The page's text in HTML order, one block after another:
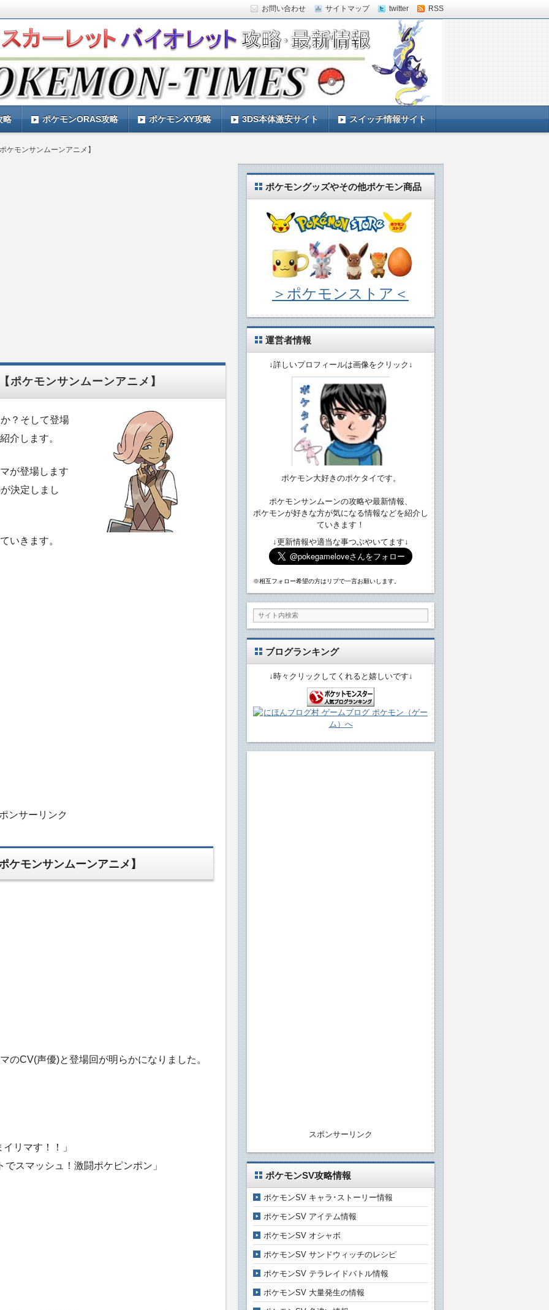
お問い合わせ サイトマップ twitter RSS
め『POKEMON-TIMES』
オレット)の育成論やお得な情報なども紹介していきま
略 ポケモンORAS攻略 ポケモンXY攻略 3DS本体激安サイト スイッチ情報サイト
ケモンサンムーンアニメ】
ポケモンサンムーンアニメ】
？そして登場
介します。
が登場します
決定しまし
いきます。
ンサーリンク
ケモンサンムーンアニメ】
のCV(声優)と登場回が明らかになりました。
リマす！！」
スマッシュ！激闘ポケピンポン」
ポケモングッズやその他ポケモン商品
＞ポケモンストア＜
運営者情報
↓詳しいプロフィールは画像をクリック↓
ポケモン大好きのポケタイです。
ポケモンサンムーンの攻略や最新情報、
ポケモンが好きな方が気になる情報などを紹介し
ていきます！
↓更新情報や適当な事つぶやいてます↓
※相互フォロー希望の方はリプで一言お願いします。
ブログランキング
↓時々クリックしてくれると嬉しいです↓
スポンサーリンク
ポケモンSV攻略情報
ポケモンSV キャラ･ストーリー情報
ポケモンSV アイテム情報
ポケモンSV オシャボ
ポケモンSV サンドウィッチのレシピ
ポケモンSV テラレイドバトル情報
ポケモンSV 大量発生の情報